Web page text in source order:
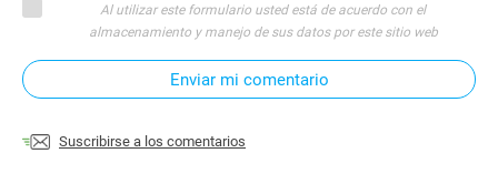
Al utilizar este formulario usted está de acuerdo con el
almacenamiento y manejo de sus datos por este sitio web
Enviar mi comentario
Suscribirse a los comentarios